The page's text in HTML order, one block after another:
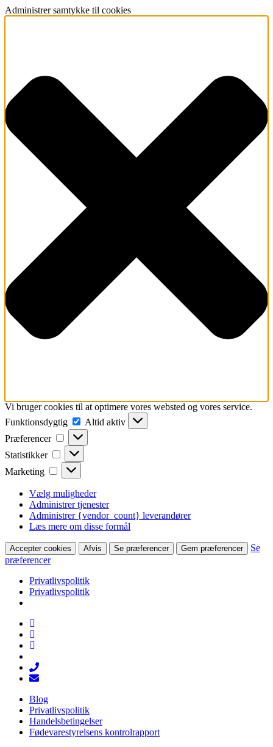
Administrer samtykke til cookies
Vi bruger cookies til at optimere vores websted og vores service.
Funktionsdygtig
Funktionsdygtig
Altid aktiv
Præferencer
Præferencer
Statistikker Statistikker
Marketing Marketing
Vælg muligheder
Administrer tjenester
Administrer {vendor_count} leverandører
Læs mere om disse formål
Accepter cookies Afvis Se præferencer Gem præferencer
Se
præferencer
Privatlivspolitik
Privatlivspolitik
Skip
main
content
facebook
linkedin
instagram
phone
email
Blog
Privatlivspolitik
Handelsbetingelser
Fødevarestyrelsens kontrolrapport